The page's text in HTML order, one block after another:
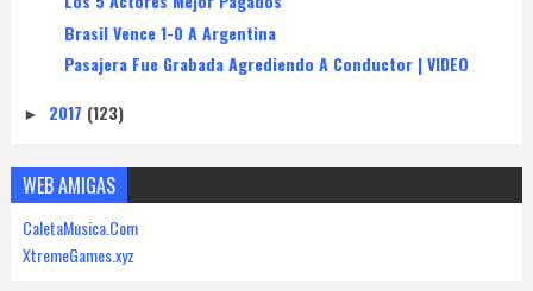
Brasil Vence 1-0 A Argentina
Pasajera Fue Grabada Agrediendo A Conductor | VIDEO
► 2017 (123)
WEB AMIGAS
CaletaMusica.Com
XtremeGames.xyz